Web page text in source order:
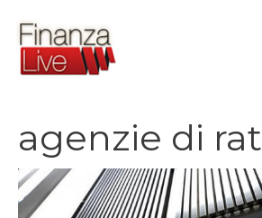
contenuto
agenzie di